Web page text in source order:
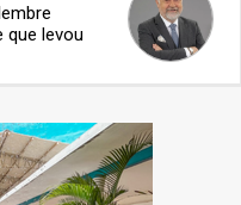
que levou